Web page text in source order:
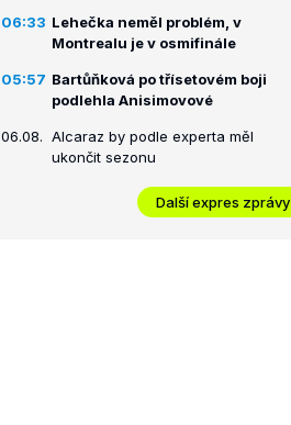
06:33 Lehečka neměl problém, v
Montrealu je v osmifinále
05:57 Bartůňková po třísetovém boji
podlehla Anisimovové
06.08. Alcaraz by podle experta měl
ukončit sezonu
Další expres zprávy